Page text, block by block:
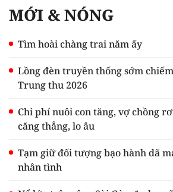
MỚI & NÓNG
Tìm hoài chàng trai năm ấy
Lồng đèn truyền thống sớm
Trung thu 2026
Chi phí nuôi con tăng, vợ chồng
căng thẳng, lo âu
Tạm giữ đối tượng bạo hành dã
nhân tình